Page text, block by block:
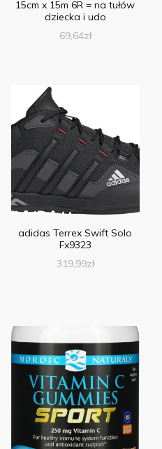
15cm x 15m 6R = na tułów
dziecka i udo
69,64zł
adidas Terrex Swift Solo
Fx9323
319,99zł